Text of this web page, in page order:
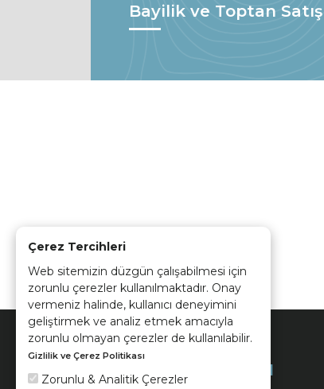
Çerez Tercihleri
Web sitemizin düzgün çalışabilmesi için
zorunlu çerezler kullanılmaktadır. Onay
vermeniz halinde, kullanıcı deneyimini
geliştirmek ve analiz etmek amacıyla
zorunlu olmayan çerezler de kullanılabilir.
Gizlilik ve Çerez Politikası
Zorunlu & Analitik Çerezler
Bayilik ve Toptan Satış
Kurumsal